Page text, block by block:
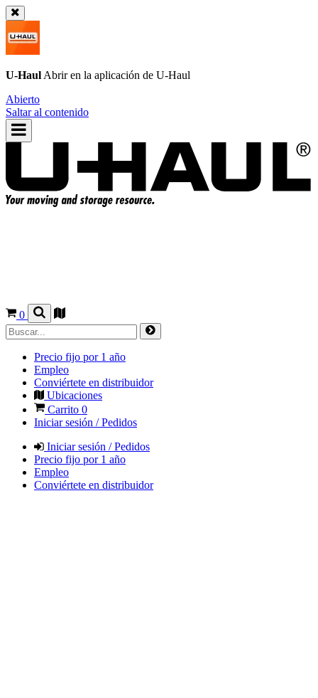
U-Haul Abrir en la aplicación de U-Haul
Abierto
Saltar al contenido
0
Precio fijo por 1 año
Empleo
Conviértete en distribuidor
Ubicaciones
Carrito 0
Iniciar sesión / Pedidos
Iniciar sesión / Pedidos
Precio fijo por 1 año
Empleo
Conviértete en distribuidor